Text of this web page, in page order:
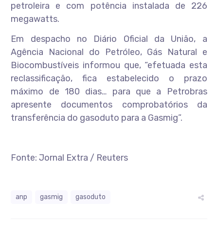
petroleira e com potência instalada de 226
megawatts.
Em despacho no Diário Oficial da União, a
Agência Nacional do Petróleo, Gás Natural e
Biocombustíveis informou que, “efetuada esta
reclassificação, fica estabelecido o prazo
máximo de 180 dias… para que a Petrobras
apresente documentos comprobatórios da
transferência do gasoduto para a Gasmig”.
Fonte: Jornal Extra / Reuters
anp gasmig gasoduto